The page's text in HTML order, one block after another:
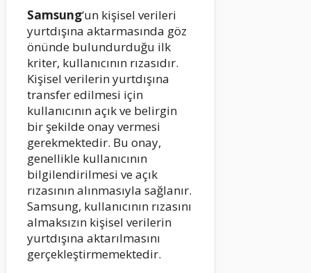
Samsung‘un kişisel verileri
yurtdışına aktarmasında göz
önünde bulundurduğu ilk
kriter, kullanıcının rızasıdır.
Kişisel verilerin yurtdışına
transfer edilmesi için
kullanıcının açık ve belirgin
bir şekilde onay vermesi
gerekmektedir. Bu onay,
genellikle kullanıcının
bilgilendirilmesi ve açık
rızasının alınmasıyla sağlanır.
Samsung, kullanıcının rızasını
almaksızın kişisel verilerin
yurtdışına aktarılmasını
gerçekleştirmemektedir.